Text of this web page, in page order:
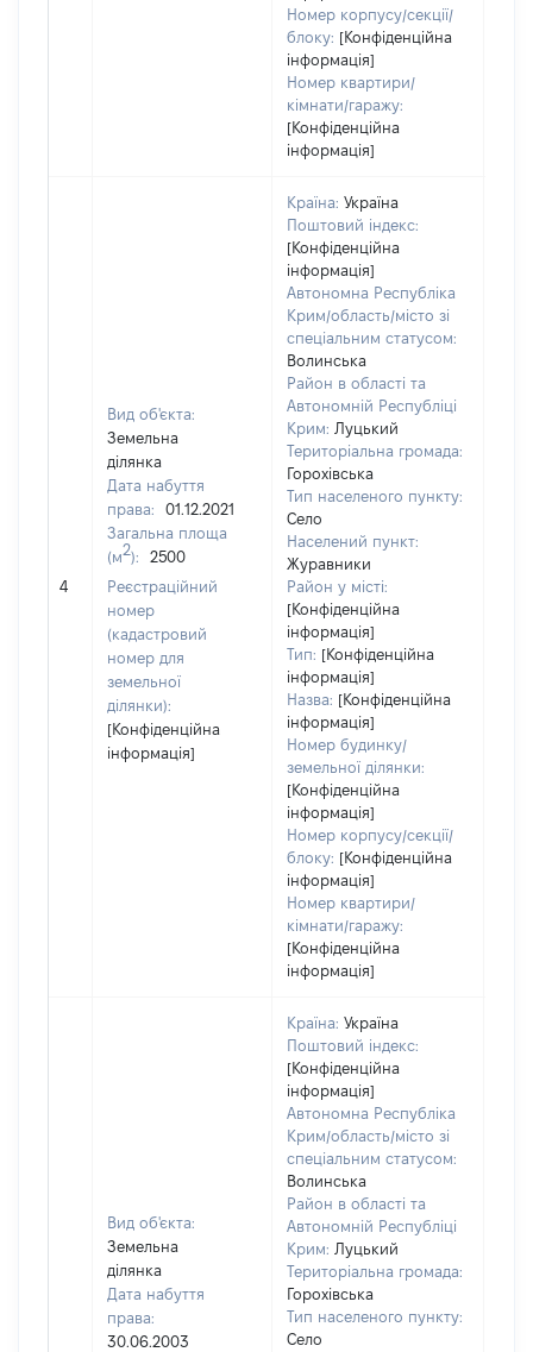
Номер корпусу/секції/
блоку: [Конфіденційна
інформація]
Номер квартири/
кімнати/гаражу:
[Конфіденційна
інформація]
4
Вид об'єкта:
Земельна
ділянка
Дата набуття
права:
01.12.2021
Загальна площа
(м2):
2500
Реєстраційний
номер
(кадастровий
номер для
земельної
ділянки):
[Конфіденційна
інформація]
Країна: Україна
Поштовий індекс:
[Конфіденційна
інформація]
Автономна Республіка
Крим/область/місто зі
спеціальним статусом:
Волинська
Район в області та
Автономній Республіці
Крим: Луцький
Територіальна громада:
Горохівська
Тип населеного пункту:
Село
Населений пункт:
Журавники
Район у місті:
[Конфіденційна
інформація]
Тип: [Конфіденційна
інформація]
Назва: [Конфіденційна
інформація]
Номер будинку/
земельної ділянки:
[Конфіденційна
інформація]
Номер корпусу/секції/
блоку: [Конфіденційна
інформація]
Номер квартири/
кімнати/гаражу:
[Конфіденційна
інформація]
Вид об'єкта:
Земельна
ділянка
Дата набуття
права:
30.06.2003
Країна: Україна
Поштовий індекс:
[Конфіденційна
інформація]
Автономна Республіка
Крим/область/місто зі
спеціальним статусом:
Волинська
Район в області та
Автономній Республіці
Крим: Луцький
Територіальна громада:
Горохівська
Тип населеного пункту:
Село